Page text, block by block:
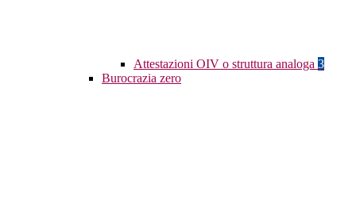
Attestazioni OIV o struttura analoga 3
Burocrazia zero